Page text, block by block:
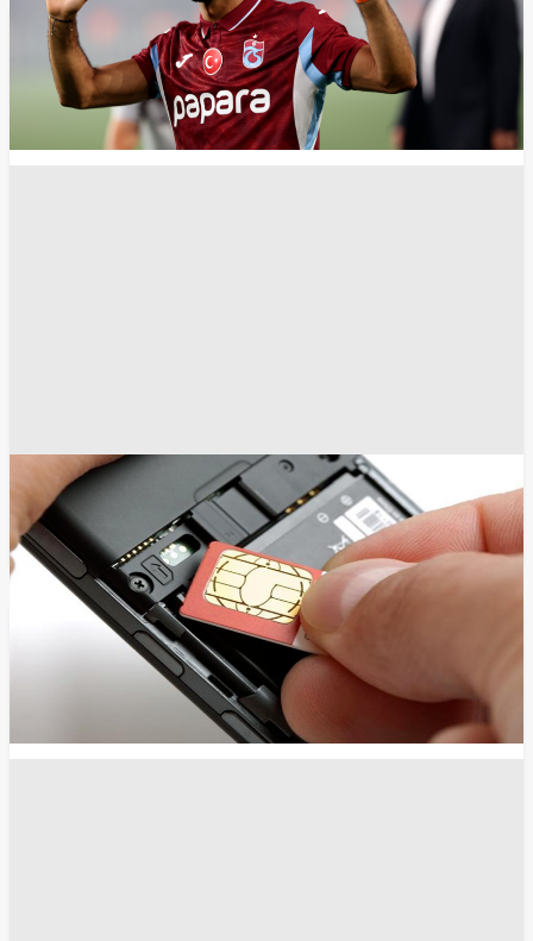
أخبار العالم العربي
إجراء مصري جديد بعد فضيحة تسجيل خطوط
الهاتف المحمول
أخبار مصر أخبار مصر اليوم جرائم
12650
Save post
Share انسخ الرابط
أمراض اللثة قد تنذر بحالة صحية أكثر خطورة مما
نتصور